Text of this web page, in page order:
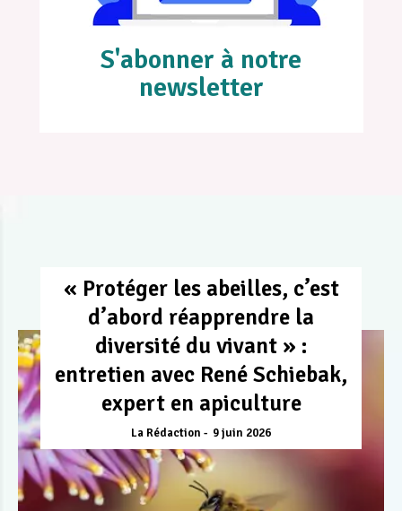
S'abonner à notre
newsletter
« Protéger les abeilles, c’est
d’abord réapprendre la
diversité du vivant » :
entretien avec René Schiebak,
expert en apiculture
La Rédaction 9 juin 2026